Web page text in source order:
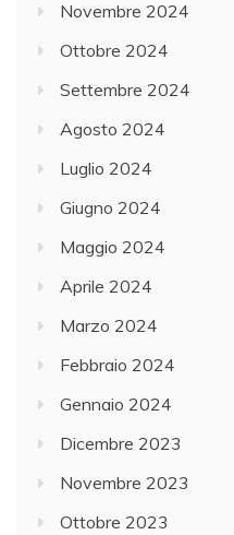
Novembre 2024
Ottobre 2024
Settembre 2024
Agosto 2024
Luglio 2024
Giugno 2024
Maggio 2024
Aprile 2024
Marzo 2024
Febbraio 2024
Gennaio 2024
Dicembre 2023
Novembre 2023
Ottobre 2023